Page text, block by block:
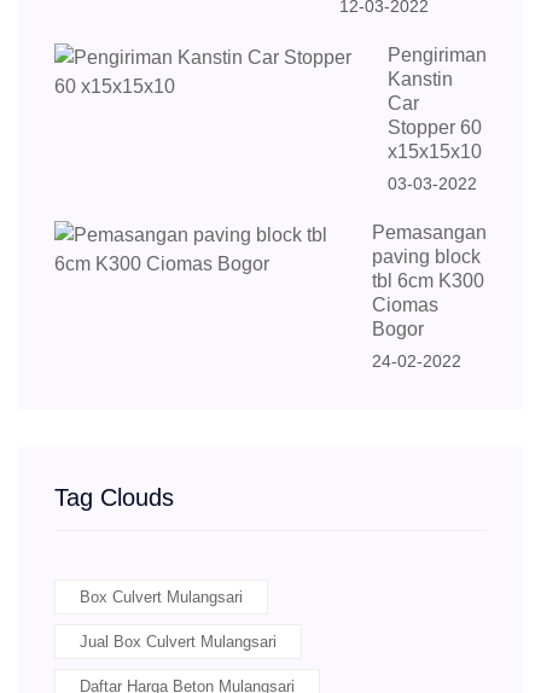
12-03-2022
Pengiriman
Kanstin
Car
Stopper 60
x15x15x10
03-03-2022
Pemasangan
paving block
tbl 6cm K300
Ciomas
Bogor
24-02-2022
Tag Clouds
Box Culvert Mulangsari
Jual Box Culvert Mulangsari
Daftar Harga Beton Mulangsari